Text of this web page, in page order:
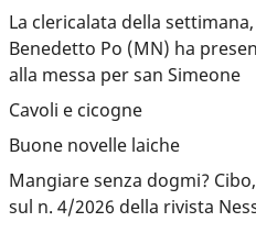
La clericalata della
Benedetto Po (MN) ha
alla messa per san Simeone
Cavoli e cicogne
Buone novelle laiche
Mangiare senza dogmi?
sul n. 4/2026 della rivista